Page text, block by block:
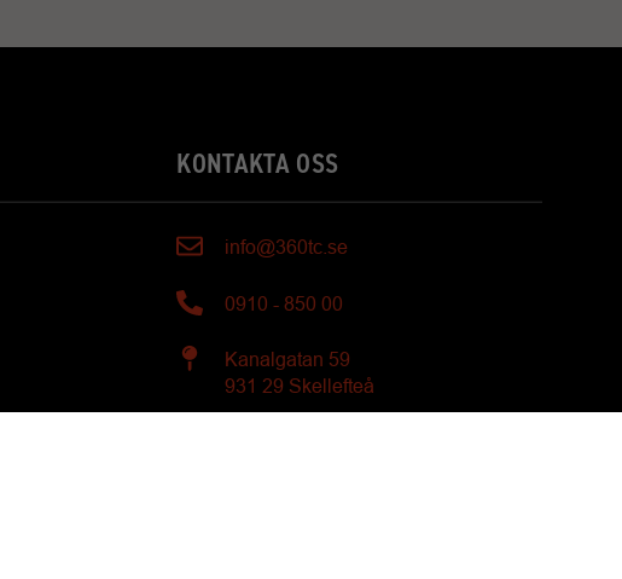
KONTAKTA OSS
info@360tc.se
0910 - 850 00
Kanalgatan 59
931 29 Skellefteå